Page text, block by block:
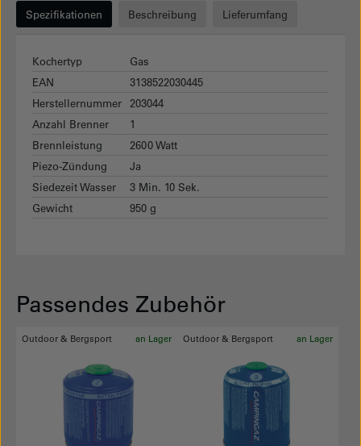
Spezifikationen Beschreibung Lieferumfang
Kochertyp
Gas
EAN
3138522030445
Herstellernummer
203044
Anzahl Brenner
1
Brennleistung
2600 Watt
Piezo-Zündung
Ja
Siedezeit Wasser
3 Min. 10 Sek.
Gewicht
950 g
Passendes Zubehör
Outdoor & Bergsport an Lager Outdoor & Bergsport an Lager